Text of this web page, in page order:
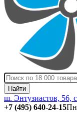
Найти
ш. Энтузиастов, 56,
+7 (495) 640-24-15